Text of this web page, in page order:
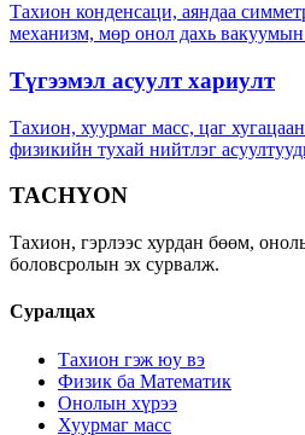
Тахион конденсаци, аяндаа
механизм, мөр онол дахь вакуумын
Түгээмэл асуулт хариулт
Тахион, хуурмаг масс, цаг
физикийн тухай нийтлэг
TACHYON
Тахион, гэрлээс хурдан бөөм,
боловсролын эх сурвалж.
Суралцах
Тахион гэж юу вэ
Физик ба Математик
Онолын хүрээ
Хуурмаг масс